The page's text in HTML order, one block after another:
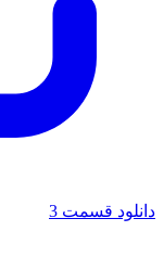
دانلود قسمت 3